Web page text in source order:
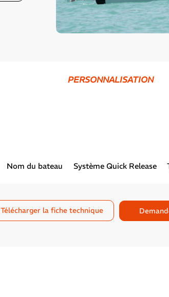
PERSONNALISATION
Nom du bateau Système Quick Release
Télécharger la fiche technique